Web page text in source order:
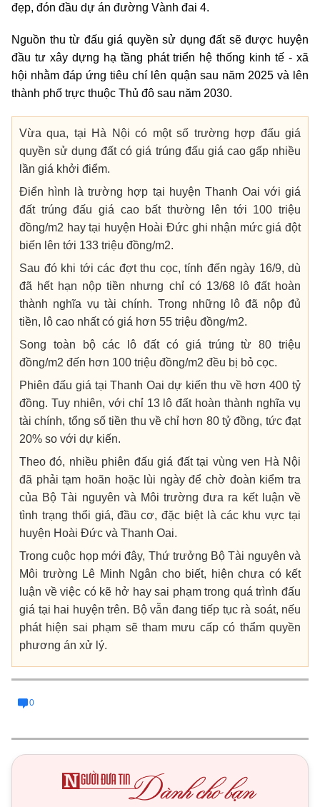
đẹp, đón đầu dự án đường Vành đai 4.
Nguồn thu từ đấu giá quyền sử dụng đất sẽ được huyện
đầu tư xây dựng hạ tầng phát triển hệ thống kinh tế - xã
hội nhằm đáp ứng tiêu chí lên quận sau năm 2025 và lên
thành phố trực thuộc Thủ đô sau năm 2030.
Vừa qua, tại Hà Nội có một số trường hợp đấu giá
quyền sử dụng đất có giá trúng đấu giá cao gấp nhiều
lần giá khởi điểm.
Điển hình là trường hợp tại huyện Thanh Oai với giá
đất trúng đấu giá cao bất thường lên tới 100 triệu
đồng/m2 hay tại huyện Hoài Đức ghi nhận mức giá đột
biến lên tới 133 triệu đồng/m2.
Sau đó khi tới các đợt thu cọc, tính đến ngày 16/9, dù
đã hết hạn nộp tiền nhưng chỉ có 13/68 lô đất hoàn
thành nghĩa vụ tài chính. Trong những lô đã nộp đủ
tiền, lô cao nhất có giá hơn 55 triệu đồng/m2.
Song toàn bộ các lô đất có giá trúng từ 80 triệu
đồng/m2 đến hơn 100 triệu đồng/m2 đều bị bỏ cọc.
Phiên đấu giá tại Thanh Oai dự kiến thu về hơn 400 tỷ
đồng. Tuy nhiên, với chỉ 13 lô đất hoàn thành nghĩa vụ
tài chính, tổng số tiền thu về chỉ hơn 80 tỷ đồng, tức đạt
20% so với dự kiến.
Theo đó, nhiều phiên đấu giá đất tại vùng ven Hà Nội
đã phải tạm hoãn hoặc lùi ngày để chờ đoàn kiểm tra
của Bộ Tài nguyên và Môi trường đưa ra kết luận về
tình trạng thổi giá, đầu cơ, đặc biệt là các khu vực tại
huyện Hoài Đức và Thanh Oai.
Trong cuộc họp mới đây, Thứ trưởng Bộ Tài nguyên và
Môi trường Lê Minh Ngân cho biết, hiện chưa có kết
luận về việc có kẽ hở hay sai phạm trong quá trình đấu
giá tại hai huyện trên. Bộ vẫn đang tiếp tục rà soát, nếu
phát hiện sai phạm sẽ tham mưu cấp có thẩm quyền
phương án xử lý.
0